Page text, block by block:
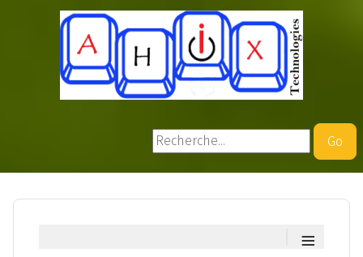
Rechercher
Go
≡